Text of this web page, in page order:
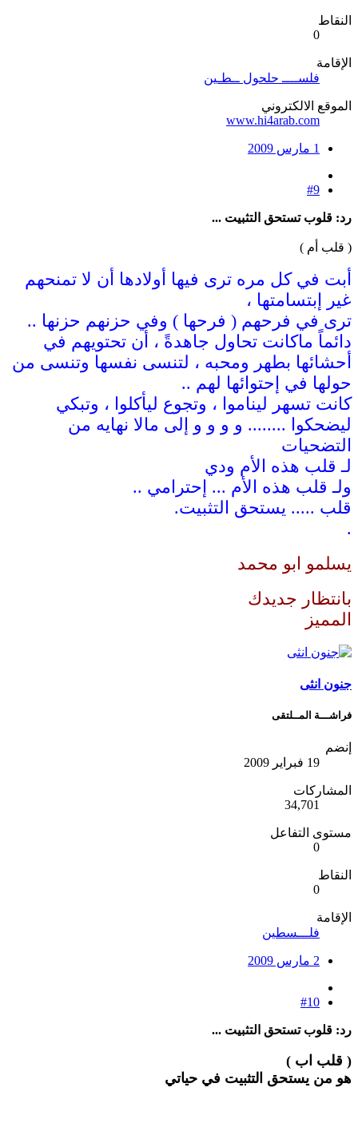
النقاط
0
الإقامة
فلســــ حلحول ــطـين
الموقع الالكتروني
www.hi4arab.com
1 مارس 2009
#9
رد: قلوب تستحق التثبيت ...
( قلب أم )
أبت في كل مره ترى فيها أولادها أن لا تمنحهم
غير إبتسامتها ،
ترى في فرحهم ( فرحها ) وفي حزنهم حزنها ..
دائماً ماكانت تحاول جاهدةً ، أن تحتويهم في
أحشائها بطهر ومحبه ، لتنسى نفسها وتنسى من
حولها في إحتوائها لهم ..
كانت تسهر ليناموا ، وتجوع ليأكلوا ، وتبكي
ليضحكوا ........ و و و و إلى مالا نهايه من
التضحيات
لـ قلب هذه الأم ودي
ولـ قلب هذه الأم ... إحترامي ..
قلب ..... يستحق التثبيت.
.
يسلمو ابو محمد
بانتظار جديدك
المميز
جنون انثى
فراشـــة المــلتقى
إنضم
19 فبراير 2009
المشاركات
34,701
مستوى التفاعل
0
النقاط
0
الإقامة
فلـــسطين
2 مارس 2009
#10
رد: قلوب تستحق التثبيت ...
( قلب اب )
هو من يستحق التثبيت في حياتي